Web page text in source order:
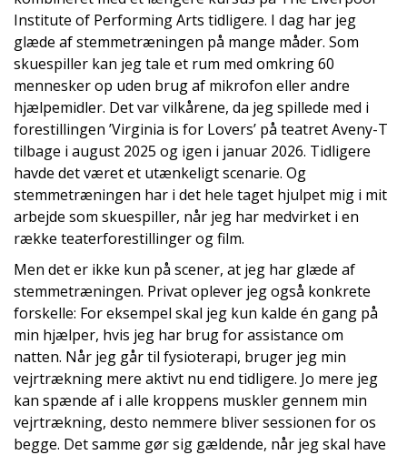
Institute of Performing Arts tidligere. I dag har jeg
glæde af stemmetræningen på mange måder. Som
skuespiller kan jeg tale et rum med omkring 60
mennesker op uden brug af mikrofon eller andre
hjælpemidler. Det var vilkårene, da jeg spillede med i
forestillingen ’Virginia is for Lovers’ på teatret Aveny-T
tilbage i august 2025 og igen i januar 2026. Tidligere
havde det været et utænkeligt scenarie. Og
stemmetræningen har i det hele taget hjulpet mig i mit
arbejde som skuespiller, når jeg har medvirket i en
række teaterforestillinger og film.
Men det er ikke kun på scener, at jeg har glæde af
stemmetræningen. Privat oplever jeg også konkrete
forskelle: For eksempel skal jeg kun kalde én gang på
min hjælper, hvis jeg har brug for assistance om
natten. Når jeg går til fysioterapi, bruger jeg min
vejrtrækning mere aktivt nu end tidligere. Jo mere jeg
kan spænde af i alle kroppens muskler gennem min
vejrtrækning, desto nemmere bliver sessionen for os
begge. Det samme gør sig gældende, når jeg skal have